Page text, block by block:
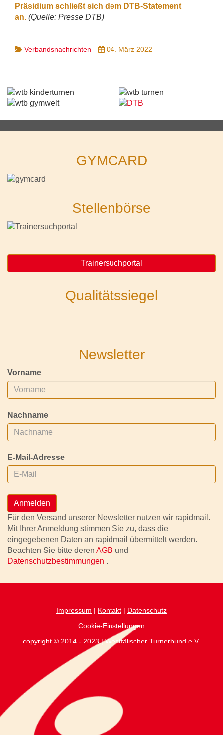
Präsidium schließt sich dem DTB-Statement
an. (Quelle: Presse DTB)
Verbandsnachrichten 04. März 2022
GYMCARD
Stellenbörse
Trainersuchportal
Qualitätssiegel
Newsletter
Vorname
Nachname
E-Mail-Adresse
Anmelden
Für den Versand unserer Newsletter nutzen wir rapidmail.
Mit Ihrer Anmeldung stimmen Sie zu, dass die
eingegebenen Daten an rapidmail übermittelt werden.
Beachten Sie bitte deren AGB und
Datenschutzbestimmungen .
Impressum | Kontakt | Datenschutz
Cookie-Einstellungen
copyright © 2014 - 2023 | Westfälischer Turnerbund.e.V.